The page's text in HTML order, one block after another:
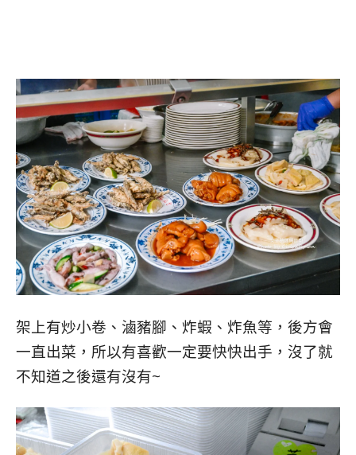
架上有炒小卷、滷豬腳、炸蝦、炸魚等，後方會
一直出菜，所以有喜歡一定要快快出手，沒了就
不知道之後還有沒有~